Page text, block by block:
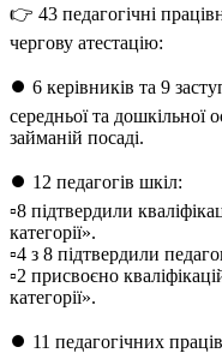
👉 43 педагогічні
чергову атестацію:
⏺ 6 керівників та 9
середньої та дошкільної
займаній посаді.
⏺ 12 педагогів шкіл:
▫️8 підтвердили
категорії».
▫️4 з 8 підтвердили
▫️2 присвоєно
категорії».
⏺ 11 педагогічних